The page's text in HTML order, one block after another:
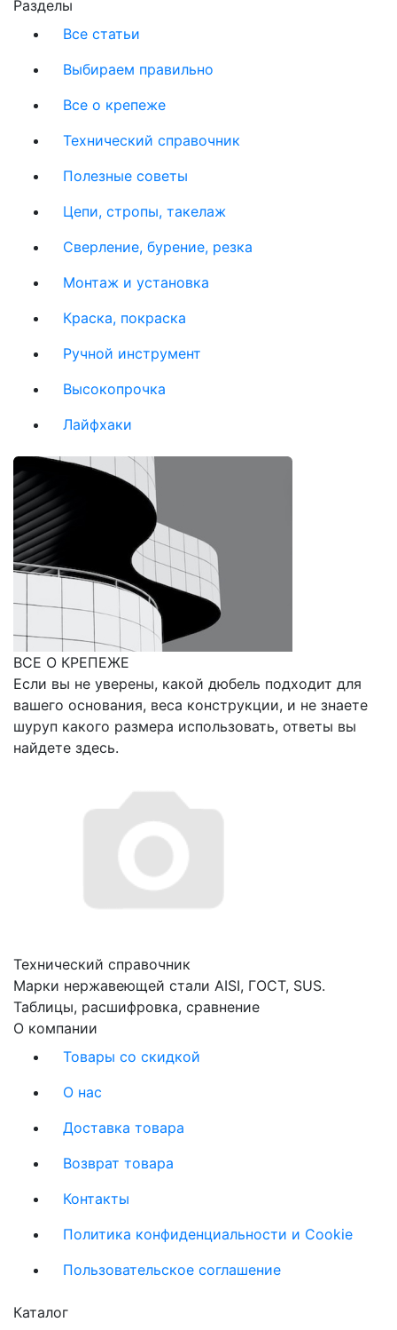
Разделы
Все статьи
Выбираем правильно
Все о крепеже
Технический справочник
Полезные советы
Цепи, стропы, такелаж
Сверление, бурение, резка
Монтаж и установка
Краска, покраска
Ручной инструмент
Высокопрочка
Лайфхаки
ВСЕ О КРЕПЕЖЕ
Если вы не уверены, какой дюбель подходит для
вашего основания, веса конструкции, и не знаете
шуруп какого размера использовать, ответы вы
найдете здесь.
Технический справочник
Марки нержавеющей стали AISI, ГОСТ, SUS.
Таблицы, расшифровка, сравнение
О компании
Товары со скидкой
О нас
Доставка товара
Возврат товара
Контакты
Политика конфиденциальности и Cookie
Пользовательское соглашение
Каталог